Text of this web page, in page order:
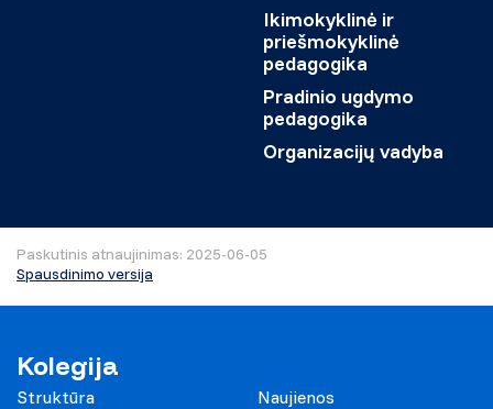
Ikimokyklinė ir
priešmokyklinė
pedagogika
Pradinio ugdymo
pedagogika
Organizacijų vadyba
Paskutinis atnaujinimas: 2025-06-05
Spausdinimo versija
Kolegija
Struktūra
Naujienos